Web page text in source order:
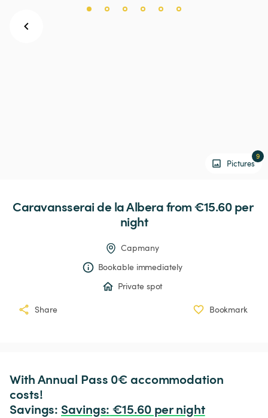
Pictures
9
Caravansseraide laAlbera from €15.60 per
night
Capmany
Bookable immediately
Private spot
Share Bookmark
With Annual Pass 0€ accommodation
costs!
Savings: Savings: €15.60 per night